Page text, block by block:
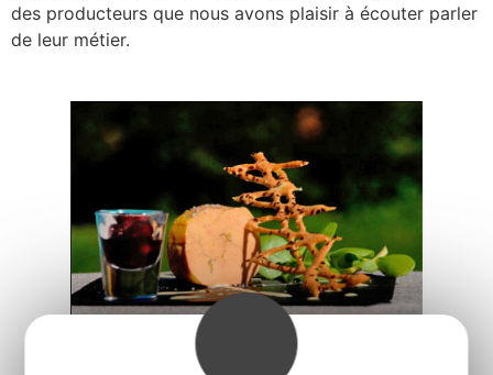
des producteurs que nous avons plaisir à écouter parler
de leur métier.